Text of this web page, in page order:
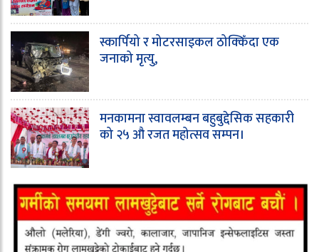
स्कार्पियो र मोटरसाइकल ठोक्किँदा एक
जनाको मृत्यु,
मनकामना स्वावलम्बन बहुबुद्देसिक सहकारी
को २५ औ रजत महोत्सव सम्पन।